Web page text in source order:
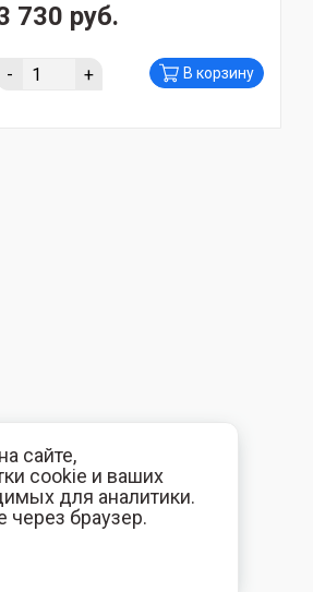
730 руб.
- + В корзину
сайте,
cookie и ваших
для аналитики.
через браузер.